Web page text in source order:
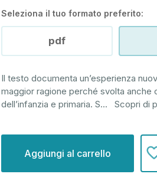
Seleziona il tuo formato preferito:
pdf
Il testo documenta un’esperienza
maggior ragione perché svolta anche
dell’infanzia e primaria. S... Scopri di
attuale: